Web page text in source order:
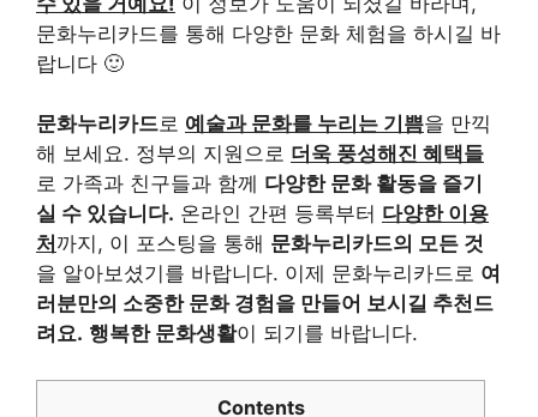
문화누리카드를 통해 다양한 문화 체험을 하시길 바
랍니다 🙂
문화누리카드로 예술과 문화를 누리는 기쁨을 만끽
해 보세요. 정부의 지원으로 더욱 풍성해진 혜택들
로 가족과 친구들과 함께 다양한 문화 활동을 즐기
실 수 있습니다. 온라인 간편 등록부터 다양한 이용
처 까지, 이 포스팅을 통해 문화누리카드의 모든 것
을 알아보셨기를 바랍니다. 이제 문화누리카드로 여
러분만의 소중한 문화 경험을 만들어 보시길 추천드
려요. 행복한 문화생활이 되기를 바랍니다.
Contents